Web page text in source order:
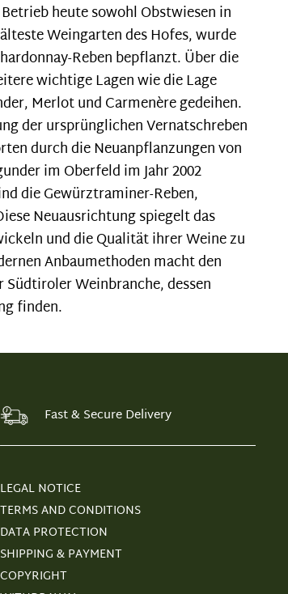
heute sowohl Obstwiesen in
Weingarten des Hofes, wurde
Reben bepflanzt. Über die
wichtige Lagen wie die Lage
Merlot und Carmenère gedeihen.
der ursprünglichen Vernatschreben
durch die Neuanpflanzungen von
im Oberfeld im Jahr 2002
die Gewürztraminer-Reben,
Neuausrichtung spiegelt das
und die Qualität ihrer Weine zu
Anbaumethoden macht den
Weinbranche, dessen
finden.
Fast & Secure Delivery
LEGAL NOTICE
TERMS AND CONDITIONS
DATA PROTECTION
SHIPPING & PAYMENT
COPYRIGHT